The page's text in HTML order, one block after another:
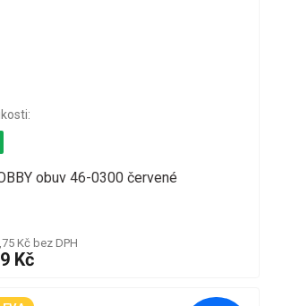
obuv 46-0300 červené
Kč bez DPH
Kč